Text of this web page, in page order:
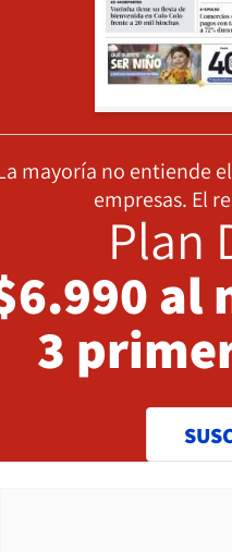
mayoría no entiende
empresas. El
Plan
al
3